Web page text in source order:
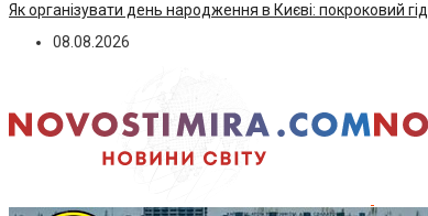
Як організувати день народження в Києві: покроковий гід
08.08.2026